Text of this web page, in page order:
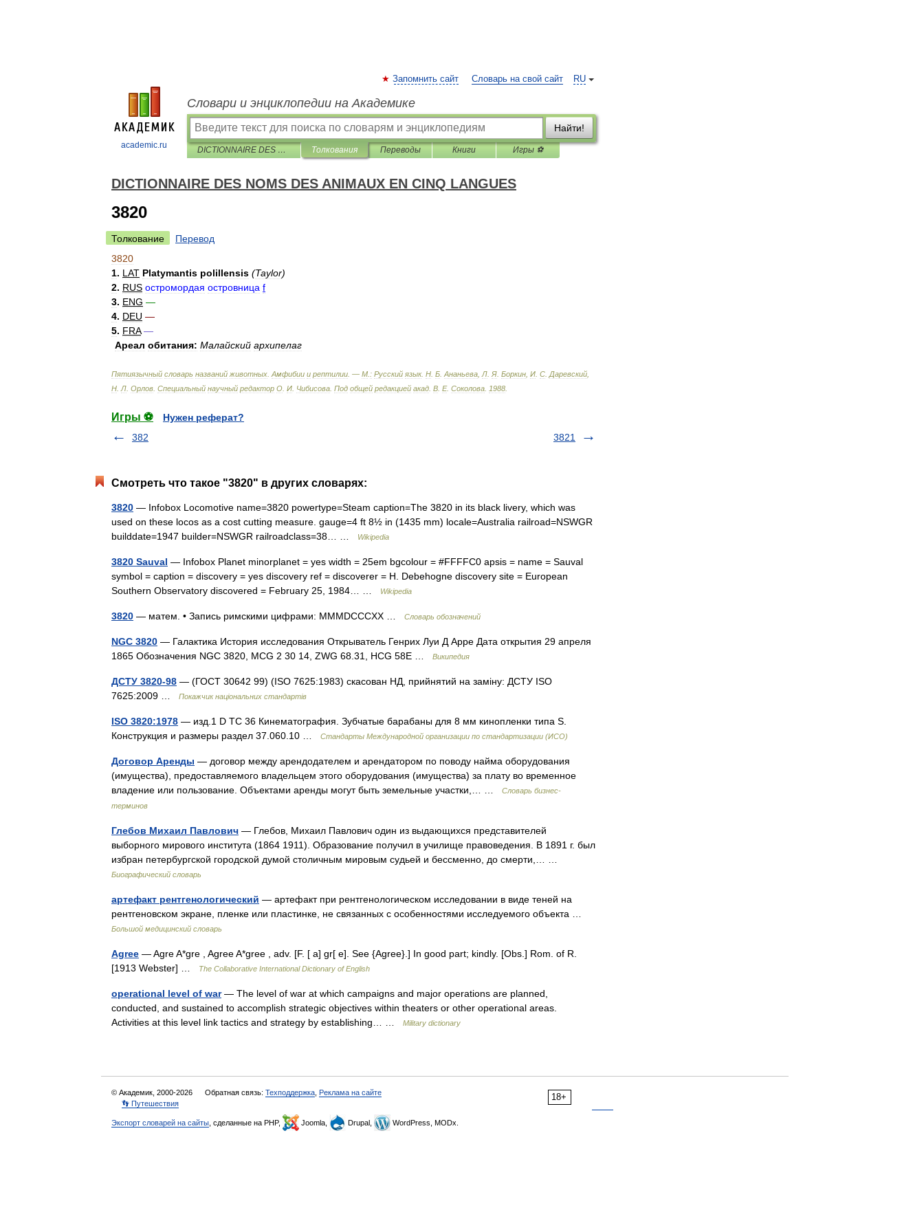
academic.ru
RU
Запомнить сайт Словарь на свой сайт
Словари и энциклопедии на Академике
Найти!
DICTIONNAIRE DES NOMS DES ANIMAUX EN CINQ LANGUES Толкования Переводы Книги Игры ⚽
DICTIONNAIRE DES NOMS DES ANIMAUX EN CINQ LANGUES
3820
Толкование
Перевод
3820
1. LAT Platymantis polillensis (Taylor)
2. RUS остромордая островница f
3. ENG —
4. DEU —
5. FRA —
Ареал обитания: Малайский архипелаг
Пятиязычный словарь названий животных Амфибии и рептилии . — М : Русский язык. Н Б Ананьева Л Я Боркин И С Даревский
Н Л Орлов Специальный научный редактор О И Чибисова Под общей редакцией акад В Е. Соколова 1988
Игры ⚽
Нужен реферат?
382
3821
Смотреть что такое "3820" в других словарях:
3820 — Infobox Locomotive name=3820 powertype=Steam caption=The 3820 in its black livery, which was
used on these locos as a cost cutting measure. gauge=4 ft 8½ in (1435 mm) locale=Australia railroad=NSWGR
builddate=1947 builder=NSWGR railroadclass=38… …
Wikipedia
3820 Sauval — Infobox Planet minorplanet = yes width = 25em bgcolour = #FFFFC0 apsis = name = Sauval
symbol = caption = discovery = yes discovery ref = discoverer = H. Debehogne discovery site = European
Southern Observatory discovered = February 25, 1984… …
Wikipedia
3820 — матем. • Запись римскими цифрами: MMMDCCCXX … Словарь обозначений
NGC 3820 — Галактика История исследования Открыватель Генрих Луи Д Арре Дата открытия 29 апреля
1865 Обозначения NGC 3820, MCG 2 30 14, ZWG 68.31, HCG 58E …
Википедия
ДСТУ 3820-98 — (ГОСТ 30642 99) (ISO 7625:1983) скасован НД, прийнятий на заміну: ДСТУ ISO
7625:2009 …
Покажчик національних стандартів
ISO 3820:1978 — изд.1 D TC 36 Кинематография. Зубчатые барабаны для 8 мм кинопленки типа S.
Конструкция и размеры раздел 37.060.10 …
Стандарты Международной организации по стандартизации (ИСО)
Договор Аренды — договор между арендодателем и арендатором по поводу найма оборудования
(имущества), предоставляемого владельцем этого оборудования (имущества) за плату во временное
владение или пользование. Объектами аренды могут быть земельные участки,… …
Словарь бизнес-
терминов
Глебов Михаил Павлович — Глебов, Михаил Павлович один из выдающихся представителей
выборного мирового института (1864 1911). Образование получил в училище правоведения. В 1891 г. был
избран петербургской городской думой столичным мировым судьей и бессменно, до смерти,… …
Биографический словарь
артефакт рентгенологический — артефакт при рентгенологическом исследовании в виде теней на
рентгеновском экране, пленке или пластинке, не связанных с особенностями исследуемого объекта …
Большой медицинский словарь
Agree — Agre A*gre , Agree A*gree , adv. [F. [ a] gr[ e]. See {Agree}.] In good part; kindly. [Obs.] Rom. of R.
[1913 Webster] …
The Collaborative International Dictionary of English
operational level of war— The level of war at which campaigns and major operations are planned,
conducted, and sustained to accomplish strategic objectives within theaters or other operational areas.
Activities at this level link tactics and strategy by establishing… …
Military dictionary
18+
© Академик, 2000-2026 Обратная связь: Техподдержка Реклама на сайте
👣 Путешествия
Экспорт словарей на сайты , сделанные на PHP, Joomla, Drupal, WordPress, MODx.